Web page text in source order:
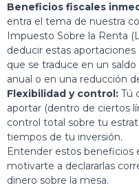
Beneficios fiscales
entra el tema de nuestra
Impuesto Sobre la Renta
deducir estas
que se traduce en un
anual o en una reducción
Flexibilidad y control: Tú
aportar (dentro de ciertos
control total sobre tu
tiempos de tu inversión.
Entender estos beneficios
motivarte a declararlas
dinero sobre la mesa.